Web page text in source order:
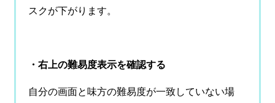
スクが下がります。
・右上の難易度表示を確認する
自分の画面と味方の難易度が一致していない場